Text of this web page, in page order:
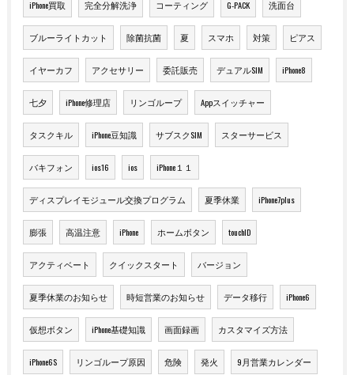
iPhone買取 完全分解洗浄 コーティング G-PACK 洗面台
ブルーライトカット 除菌抗菌 夏 スマホ 対策 ピアス
イヤーカフ アクセサリー 委託販売 デュアルSIM iPhone8
七夕 iPhone修理店 リンゴループ Appスイッチャー
タスクキル iPhone豆知識 サブスクSIM スターサービス
バキフォン ios16 ios iPhone１１
ディスプレイモジュール交換プログラム 夏季休業 iPhone7plus
膨張 高温注意 iPhone ホームボタン touchID
アクティベート クイックスタート バージョン
夏季休業のお知らせ 時短営業のお知らせ データ移行 iPhone6
仮想ボタン iPhone基礎知識 画面録画 カスタマイズ方法
iPhone6S リンゴループ原因 危険 発火 9月営業カレンダー